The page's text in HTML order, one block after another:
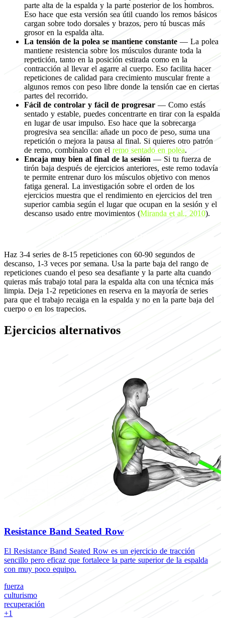
parte alta de la espalda y la parte posterior de los hombros.
Eso hace que esta versión sea útil cuando los remos básicos
cargan sobre todo dorsales y brazos, pero tú buscas más
grosor en la espalda alta.
La tensión de la polea se mantiene constante — La polea
mantiene resistencia sobre los músculos durante toda la
repetición, tanto en la posición estirada como en la
contracción al llevar el agarre al cuerpo. Eso facilita hacer
repeticiones de calidad para crecimiento muscular frente a
algunos remos con peso libre donde la tensión cae en ciertas
partes del recorrido.
Fácil de controlar y fácil de progresar — Como estás
sentado y estable, puedes concentrarte en tirar con la espalda
en lugar de usar impulso. Eso hace que la sobrecarga
progresiva sea sencilla: añade un poco de peso, suma una
repetición o mejora la pausa al final. Si quieres otro patrón
de remo, combínalo con el remo sentado en polea.
Encaja muy bien al final de la sesión — Si tu fuerza de
tirón baja después de ejercicios anteriores, este remo todavía
te permite entrenar duro los músculos objetivo con menos
fatiga general. La investigación sobre el orden de los
ejercicios muestra que el rendimiento en ejercicios del tren
superior cambia según el lugar que ocupan en la sesión y el
descanso usado entre movimientos (Miranda et al., 2010).
Programación para crecimiento muscular
Haz 3-4 series de 8-15 repeticiones con 60-90 segundos de
descanso, 1-3 veces por semana. Usa la parte baja del rango de
repeticiones cuando el peso sea desafiante y la parte alta cuando
quieras más trabajo total para la espalda alta con una técnica más
limpia. Deja 1-2 repeticiones en reserva en la mayoría de series
para que el trabajo recaiga en la espalda y no en la parte baja del
cuerpo o en los trapecios.
Ejercicios alternativos
Resistance Band Seated Row
El Resistance Band Seated Row es un ejercicio de tracción
sencillo pero eficaz que fortalece la parte superior de la espalda
con muy poco equipo.
fuerza
culturismo
recuperación
+1